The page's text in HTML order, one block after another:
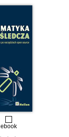
ebook